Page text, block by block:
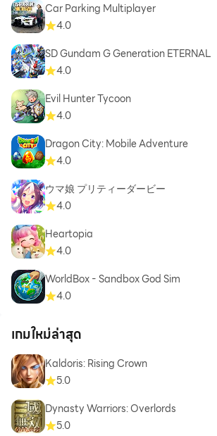
Car Parking Multiplayer
4.0
SD Gundam G Generation ETERNAL
4.0
Evil Hunter Tycoon
4.0
Dragon City: Mobile Adventure
4.0
ウマ娘 プリティーダービー
4.0
Heartopia
4.0
WorldBox - Sandbox God Sim
4.0
เกมใหม่ล่าสุด
Kaldoris: Rising Crown
5.0
Dynasty Warriors: Overlords
5.0